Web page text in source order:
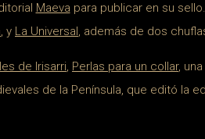
Maeva para publicar en su
, y La Universal, además de dos
de Irisarri, Perlas para un collar,
de la Península, que editó la